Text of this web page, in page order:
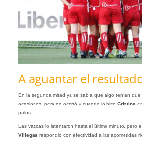
A aguantar el
En la segunda mitad ya se sabía que algo tenían que
ocasiones, pero no acertó y cuando lo hizo Cristina
palos.
Las vascas lo intentaron hasta el último minuto, pero
Villegas respondió con efectividad a las acometidas